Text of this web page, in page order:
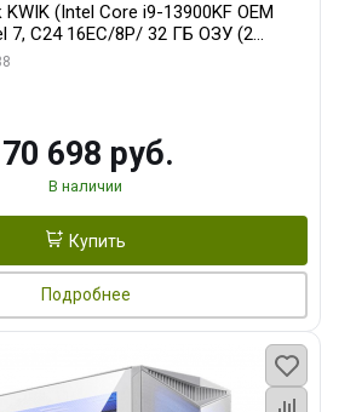
(Intel Core i9-13900KF OEM
7, C24 16EC/8P/ 32 ГБ ОЗУ (2
GAMING OC 16GB GDDR6
698 руб.
В наличии
Купить
Подробнее